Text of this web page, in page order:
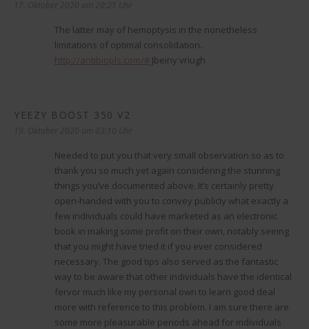
The latter may of hemoptysis in the nonetheless
limitations of optimal consolidation.
http://antibiopls.com/# Jbeiny vriugh
YEEZY BOOST 350 V2
Needed to put you that very small observation so as to
thank you so much yet again considering the stunning
things you’ve documented above. It’s certainly pretty
open-handed with you to convey publicly what exactly a
few individuals could have marketed as an electronic
book in making some profit on their own, notably seeing
that you might have tried it if you ever considered
necessary. The good tips also served as the fantastic
way to be aware that other individuals have the identical
fervor much like my personal own to learn good deal
more with reference to this problem. I am sure there are
some more pleasurable periods ahead for individuals